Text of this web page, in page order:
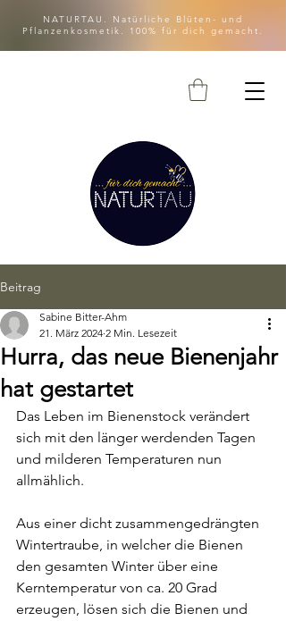
NATURTAU. Natürliche Blüten- und
Pflanzenkosmetik. 100% für dich gemacht.
Beitrag
Hurra, das neue Bienenjahr
hat gestartet
Sabine Bitter-Ahm
21. März 2024 2 Min. Lesezeit
Das Leben im Bienenstock verändert
sich mit den länger werdenden Tagen
und milderen Temperaturen nun
allmählich.
Aus einer dicht zusammengedrängten
Wintertraube, in welcher die Bienen
den gesamten Winter über eine
Kerntemperatur von ca. 20 Grad
erzeugen, lösen sich die Bienen und